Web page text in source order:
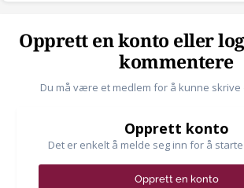
Opprett en konto eller
kommentere
Du må være et medlem for å kunne
Opprett konto
Det er enkelt å melde seg inn for å
Opprett en konto